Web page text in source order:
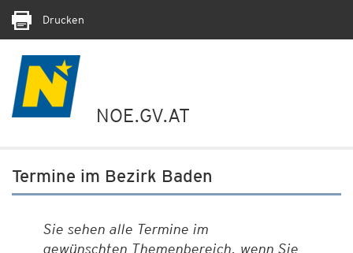
Drucken
NOE.GV.AT
Termine im Bezirk Baden
Sie sehen alle Termine im
gewünschten Themenbereich, wenn Sie